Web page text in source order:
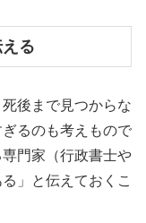
る
後まで見つからな
るのも考えもので
門家（行政書士や
」と伝えておくこ